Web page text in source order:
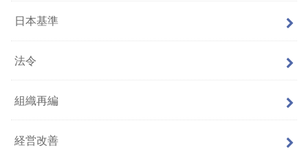
日本基準
法令
組織再編
経営改善